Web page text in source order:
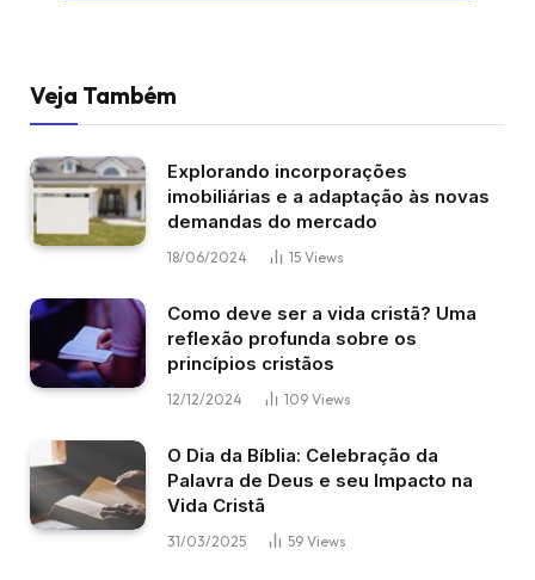
Veja Também
Explorando incorporações
imobiliárias e a adaptação às novas
demandas do mercado
18/06/2024 15 Views
Como deve ser a vida cristã? Uma
reflexão profunda sobre os
princípios cristãos
12/12/2024 109 Views
O Dia da Bíblia: Celebração da
Palavra de Deus e seu Impacto na
Vida Cristã
31/03/2025 59 Views